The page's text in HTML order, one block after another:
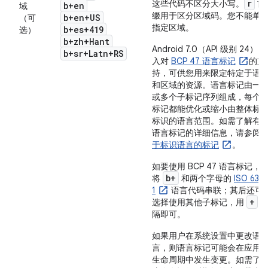
域
（可
选）
b+en
b+en+US
b+es+419
b+zh+Hant
b+sr+Latn+RS
这些代码不区分大小写。 r 前
缀用于区分区域码。您不能单
指定区域。
Android 7.0（API 级别 24）引
入对 BCP 47 语言标记
的支
持，可供您用来限定特定于语
和区域的资源。语言标记由一
或多个子标记序列组成，每个
标记都能优化或缩小由整体标
标识的语言范围。如需了解有
语言标记的详细信息，请参阅
于标识语言的标记
。
如要使用 BCP 47 语言标记，
将 b+ 和两个字母的 ISO 639-
1
语言代码串联；其后还可
选择使用其他子标记，用
+
隔即可。
如果用户在系统设置中更改语
言，则语言标记可能会在应用
生命周期中发生变更。如需了